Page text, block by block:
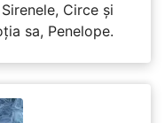
Circe și
sa, Penelope.